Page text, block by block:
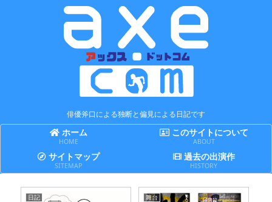
俳優斧口による独断と偏見による日記です
ホーム
HOME
このサイトについて
ABOUT
サイトマップ
SITEMAP
過去の出演作
HISTORY
日記 舞台